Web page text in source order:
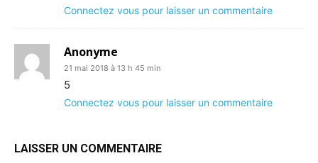
Connectez vous pour laisser un commentaire
Anonyme
21 mai 2018 à 13 h 45 min
5
Connectez vous pour laisser un commentaire
LAISSER UN COMMENTAIRE